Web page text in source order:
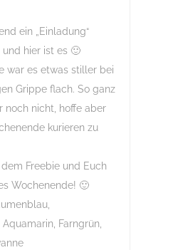
ein „Einladung“
hier ist es 🙂
war es etwas stiller bei
Grippe flach. So ganz
noch nicht, hoffe aber
kurieren zu
Freebie und Euch
Wochenende! 🙂
Farngrün,